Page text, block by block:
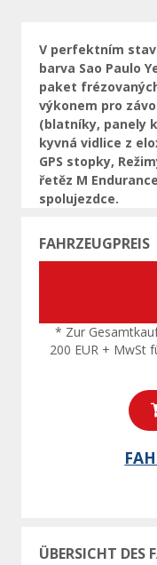
V perfektním
barva Sao Paulo
paket
výkonem pro
(blatníky, panely
kyvná vidlice z
GPS stopky,
řetěz M
spolujezdce.
FAHRZEUGPREIS
* Zur
200 EUR + MwSt
ÜBERSICHT DES